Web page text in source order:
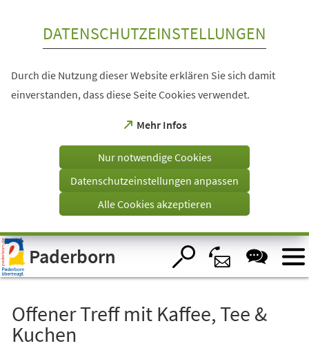
Visuelle
Assistenzsoftware
öffnen.
DATENSCHUTZEINSTELLUNGEN
Durch die Nutzung dieser Website erklären Sie sich damit
einverstanden, dass diese Seite Cookies verwendet.
Mehr Infos
(Öffnet
einem
Tab)
Nur notwendige Cookies
Datenschutzeinstellungen anpassen
Alle Cookies akzeptieren
Paderborn
Offener Treff mit Kaffee, Tee &
Kuchen